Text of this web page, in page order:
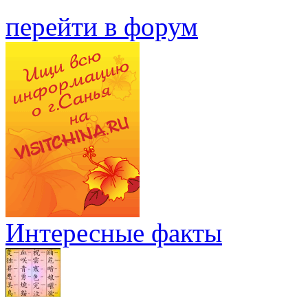
перейти в форум
Интересные факты